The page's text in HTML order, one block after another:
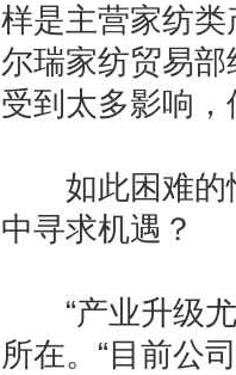
样是主营家纺
尔瑞家纺贸易
受到太多影响
如此困难的情
中寻求机遇？
“产业升级尤
所在。“目前公